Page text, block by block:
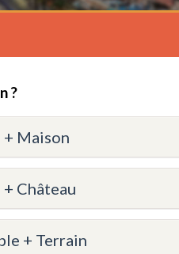
?
+ Maison
Château
+ Terrain